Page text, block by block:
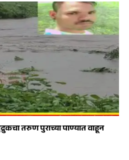
तरुण पुराच्या पाण्यात वाहून